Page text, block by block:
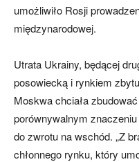
umożliwiło Rosji
międzynarodowej.
Utrata Ukrainy, będącej
posowiecką i rynkiem
Moskwa chciała
porównywalnym
do zwrotu na wschód. „Z
chłonnego rynku, który